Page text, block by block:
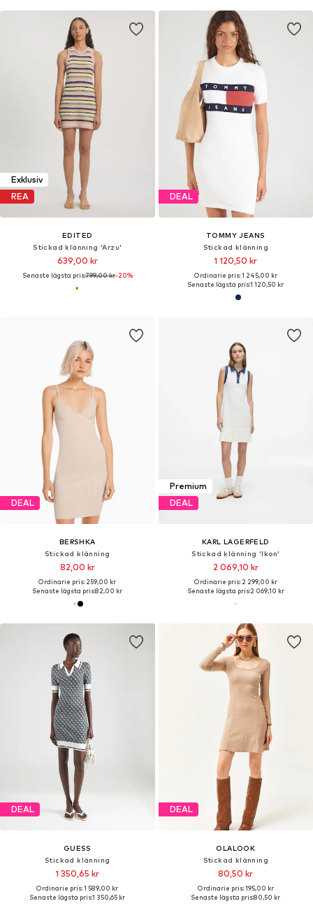
Exklusiv
REA
EDITED
Stickad klänning 'Arzu'
639,00 kr
Senaste lägsta pris:799,00 kr-20%
DEAL
TOMMY JEANS
Stickad klänning
1 120,50 kr
Ordinarie pris: 1 245,00 kr
Senaste lägsta pris:1 120,50 kr
DEAL
BERSHKA
Stickad klänning
82,00 kr
Ordinarie pris: 259,00 kr
Senaste lägsta pris:82,00 kr
Premium
DEAL
KARL LAGERFELD
Stickad klänning 'Ikon'
2 069,10 kr
Ordinarie pris: 2 299,00 kr
Senaste lägsta pris:2 069,10 kr
DEAL
GUESS
Stickad klänning
1 350,65 kr
Ordinarie pris: 1 589,00 kr
Senaste lägsta pris:1 350,65 kr
DEAL
OLALOOK
Stickad klänning
80,50 kr
Ordinarie pris: 195,00 kr
Senaste lägsta pris:80,50 kr